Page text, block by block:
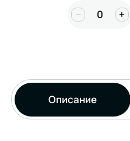
− +
Описание